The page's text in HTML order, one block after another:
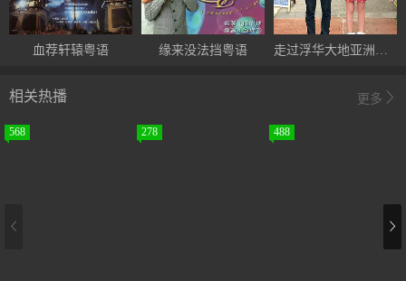
血荐轩辕粤语 缘来没法挡粤语 走过浮华大地亚洲篇国语
更多
相关热播
568 278 488